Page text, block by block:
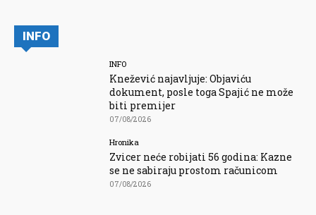
INFO
INFO
Knežević najavljuje: Objaviću
dokument, posle toga Spajić ne može
biti premijer
07/08/2026
Hronika
Zvicer neće robijati 56 godina: Kazne
se ne sabiraju prostom računicom
07/08/2026